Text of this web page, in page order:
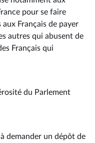
pour se faire
aux Français de payer
autres qui abusent de
Français qui
du Parlement
demander un dépôt de